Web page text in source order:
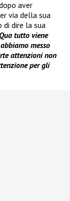
aver
via della sua
di dire la sua
tutto viene
messo
attenzioni non
per gli